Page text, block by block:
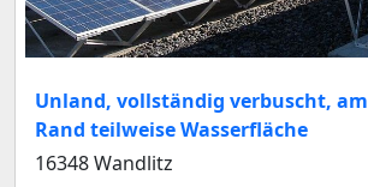
Unland, vollständig verbuscht, am
Rand teilweise Wasserfläche
16348 Wandlitz